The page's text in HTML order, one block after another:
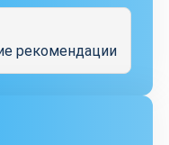
рекомендации